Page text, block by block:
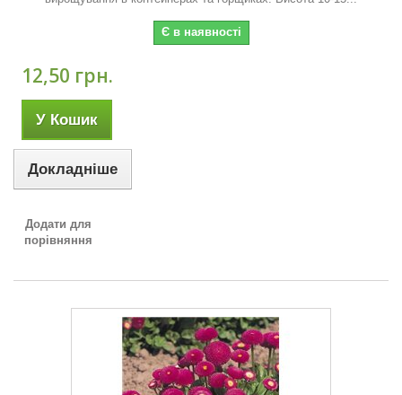
Є в наявності
12,50 грн.
У Кошик
Докладніше
Додати для
порівняння